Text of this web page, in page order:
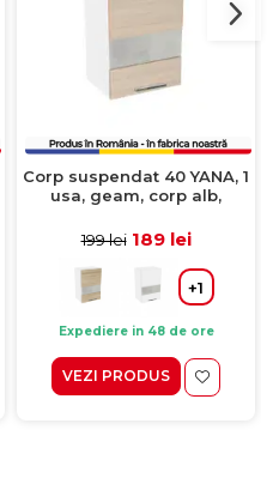
Corp suspendat 40 YANA, 1
usa, geam, corp alb,
cm
199 lei 189 lei
+1
Expediere in 48 de ore
VEZI PRODUS